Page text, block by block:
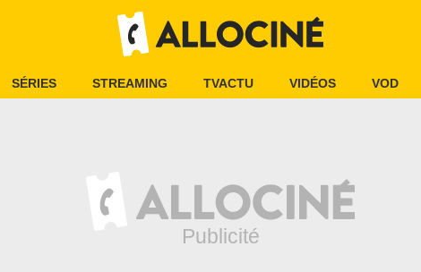
SÉRIES STREAMING TVACTU VIDÉOS VOD